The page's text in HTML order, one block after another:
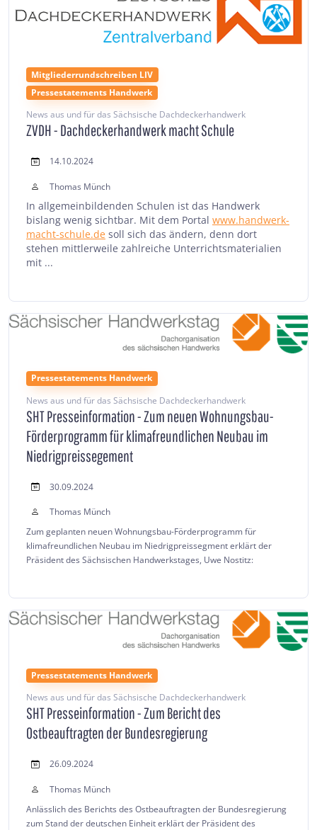
Mitgliederrundschreiben LIV
Pressestatements Handwerk
News aus und für das Sächsische Dachdeckerhandwerk
ZVDH - Dachdeckerhandwerk macht Schule
14.10.2024
Thomas Münch
In allgemeinbildenden Schulen ist das Handwerk
bislang wenig sichtbar. Mit dem Portal www.handwerk-
macht-schule.de soll sich das ändern, denn dort
stehen mittlerweile zahlreiche Unterrichtsmaterialien
mit ...
Pressestatements Handwerk
News aus und für das Sächsische Dachdeckerhandwerk
SHT Presseinformation - Zum neuen Wohnungsbau-
Förderprogramm für klimafreundlichen Neubau im
Niedrigpreissegement
30.09.2024
Thomas Münch
Zum geplanten neuen Wohnungsbau-Förderprogramm für
klimafreundlichen Neubau im Niedrigpreissegment erklärt der
Präsident des Sächsischen Handwerkstages, Uwe Nostitz:
Pressestatements Handwerk
News aus und für das Sächsische Dachdeckerhandwerk
SHT Presseinformation - Zum Bericht des
Ostbeauftragten der Bundesregierung
26.09.2024
Thomas Münch
Anlässlich des Berichts des Ostbeauftragten der Bundesregierung
zum Stand der deutschen Einheit erklärt der Präsident des